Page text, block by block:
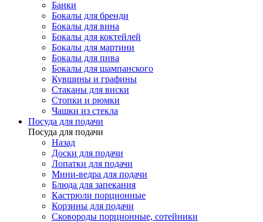
Банки
Бокалы для бренди
Бокалы для вина
Бокалы для коктейлей
Бокалы для мартини
Бокалы для пива
Бокалы для шампанского
Кувшины и графины
Стаканы для виски
Стопки и рюмки
Чашки из стекла
Посуда для подачи
Посуда для подачи
Назад
Доски для подачи
Лопатки для подачи
Мини-ведра для подачи
Блюда для запекания
Кастрюли порционные
Корзины для подачи
Сковороды порционные, сотейники